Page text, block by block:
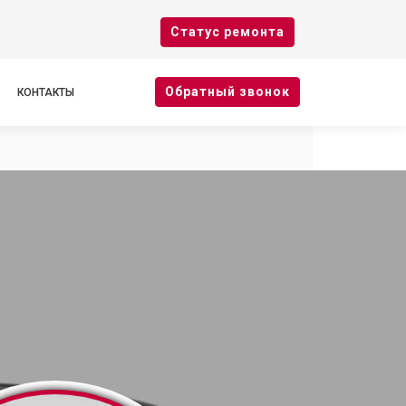
Cтатус ремонта
КОНТАКТЫ Oбратный звонок